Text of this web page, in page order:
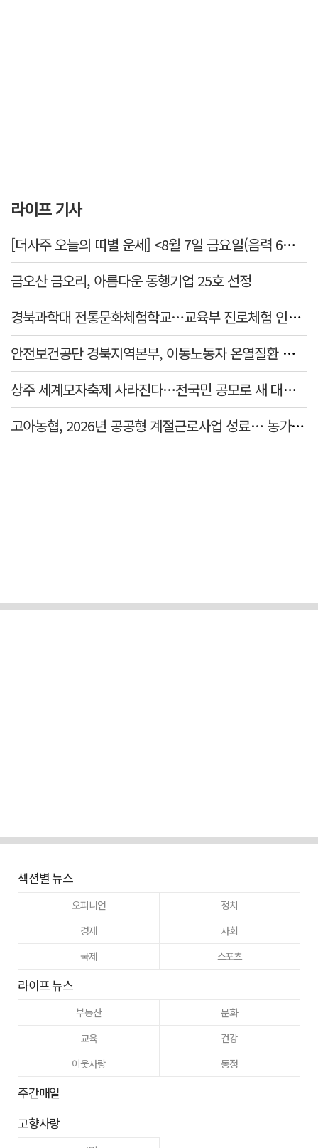
라이프 기사
[더사주 오늘의 띠별 운세] <8월 7일 금요일(음력 6월25일)>
금오산 금오리, 아름다운 동행기업 25호 선정
경북과학대 전통문화체험학교…교육부 진로체험 인증기관 선정
안전보건공단 경북지역본부, 이동노동자 온열질환 예방 캠페인
상주 세계모자축제 사라진다…전국민 공모로 새 대표축제 발굴 나서
고아농협, 2026년 공공형 계절근로사업 성료… 농가 일손 부족 해소 '효자'
섹션별 뉴스
오피니언
정치
경제
사회
국제
스포츠
라이프 뉴스
부동산
문화
교육
건강
이웃사랑
동정
주간매일
고향사랑